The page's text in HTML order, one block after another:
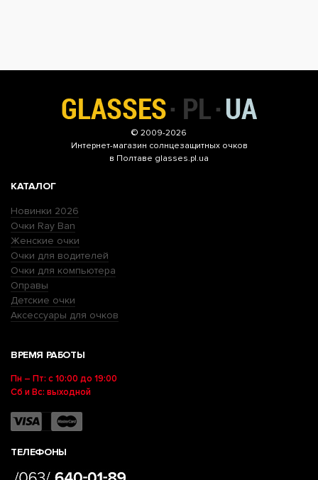
© 2009-2026
Интернет-магазин солнцезащитных очков
в Полтаве glasses.pl.ua
КАТАЛОГ
Новинки 2026
Очки Ray Ban
Женские очки
Очки для водителей
Очки для компьютера
Оправы
Детские очки
Аксессуары для очков
ВРЕМЯ РАБОТЫ
Пн – Пт: с 10:00 до 19:00
Сб и Вс: выходной
ТЕЛЕФОНЫ